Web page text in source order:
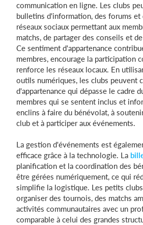
communication en ligne. Les clubs
bulletins d'information, des forums et
réseaux sociaux permettant aux
matchs, de partager des conseils et
Ce sentiment d'appartenance
membres, encourage la participation
renforce les réseaux locaux. En
outils numériques, les clubs peuvent
d'appartenance qui dépasse le cadre
membres qui se sentent inclus et
enclins à faire du bénévolat, à
club et à participer aux événements.
La gestion d'événements est
efficace grâce à la technologie. La
planification et la coordination des
être gérées numériquement, ce qui
simplifie la logistique. Les petits
organiser des tournois, des matchs
activités communautaires avec un
comparable à celui des grandes